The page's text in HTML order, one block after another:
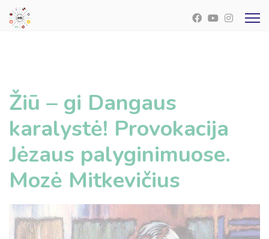
Žiū – gi Dangaus
karalystė! Provokacija
Jėzaus palyginimuose.
Mozė Mitkevičius